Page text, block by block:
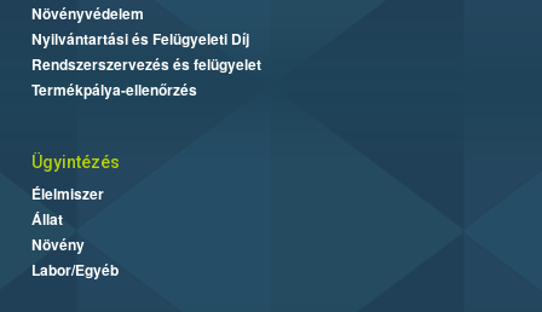
Növényvédelem
Nyilvántartási és Felügyeleti Díj
Rendszerszervezés és felügyelet
Termékpálya-ellenőrzés
Ügyintézés
Élelmiszer
Állat
Növény
Labor/Egyéb